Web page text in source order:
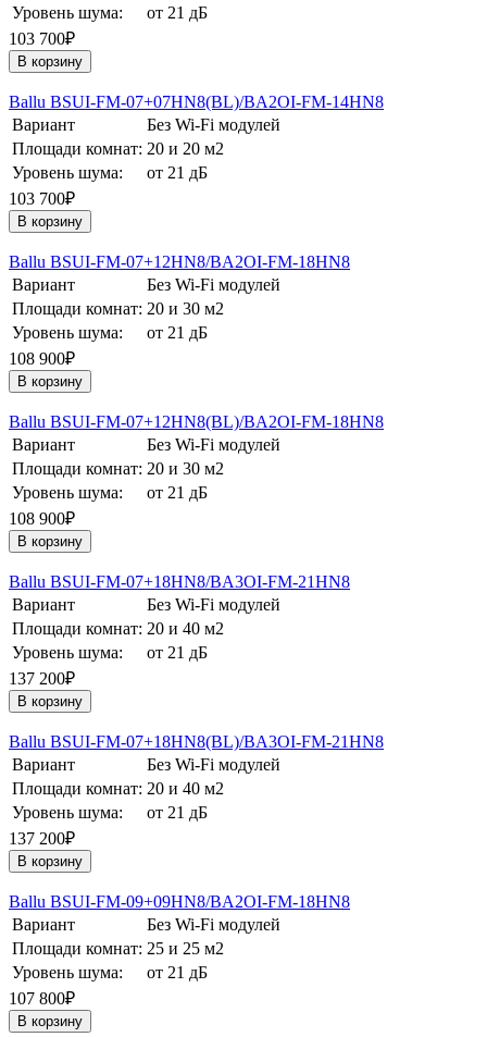
Уровень шума:
от 21 дБ
103 700₽
В корзину
Ballu BSUI-FM-07+07HN8(BL)/BA2OI-FM-14HN8
Вариант
Без Wi-Fi модулей
Площади комнат: 20 и 20 м2
Уровень шума:
от 21 дБ
103 700₽
В корзину
Ballu BSUI-FM-07+12HN8/BA2OI-FM-18HN8
Вариант
Без Wi-Fi модулей
Площади комнат: 20 и 30 м2
Уровень шума:
от 21 дБ
108 900₽
В корзину
Ballu BSUI-FM-07+12HN8(BL)/BA2OI-FM-18HN8
Вариант
Без Wi-Fi модулей
Площади комнат: 20 и 30 м2
Уровень шума:
от 21 дБ
108 900₽
В корзину
Ballu BSUI-FM-07+18HN8/BA3OI-FM-21HN8
Вариант
Без Wi-Fi модулей
Площади комнат: 20 и 40 м2
Уровень шума:
от 21 дБ
137 200₽
В корзину
Ballu BSUI-FM-07+18HN8(BL)/BA3OI-FM-21HN8
Вариант
Без Wi-Fi модулей
Площади комнат: 20 и 40 м2
Уровень шума:
от 21 дБ
137 200₽
В корзину
Ballu BSUI-FM-09+09HN8/BA2OI-FM-18HN8
Вариант
Без Wi-Fi модулей
Площади комнат: 25 и 25 м2
Уровень шума:
от 21 дБ
107 800₽
В корзину